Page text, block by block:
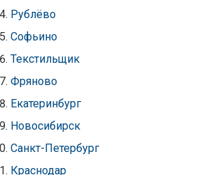
Рублёво
Софьино
Текстильщик
Фряново
Екатеринбург
Новосибирск
Санкт-Петербург
Краснодар